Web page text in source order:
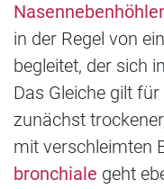
in der Regel von
begleitet, der sich
Das Gleiche gilt
zunächst
mit verschleimten
bronchiale geht